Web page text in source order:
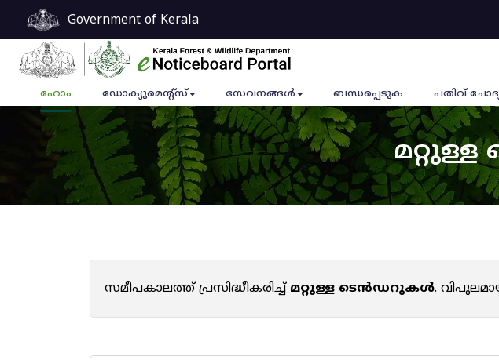
Government of Kerala
ഹോം ഡോക്യുമെൻ്റ്സ് സേവനങ്ങൾ ബന്ധപ്പെടുക പതിവ്
സമീപകാലത്ത് പ്രസിദ്ധീകരിച്ച്മറ്റുള്ള ടെൻഡറുകൾ.